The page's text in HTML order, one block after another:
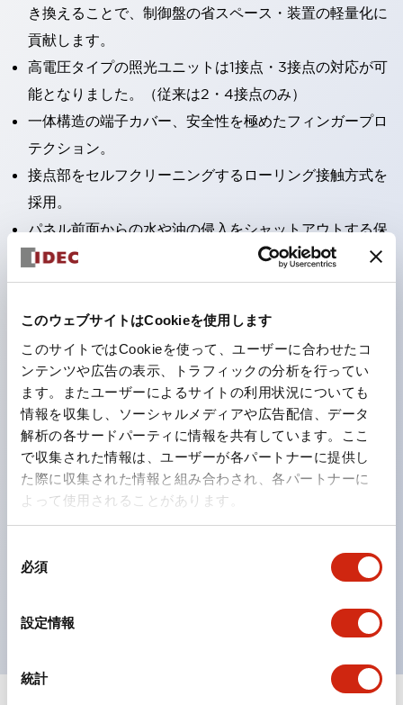
このウェブサイトはCookieを使用します
このサイトではCookieを使って、ユーザーに合わせたコ
ンテンツや広告の表示、トラフィックの分析を行ってい
ます。またユーザーによるサイトの利用状況についても
情報を収集し、ソーシャルメディアや広告配信、データ
解析の各サードパーティに情報を共有しています。ここ
で収集された情報は、ユーザーが各パートナーに提供し
た際に収集された情報と組み合わされ、各パートナーに
よって使用されることがあります。
必須
設定情報
統計
き換えることで、制御盤の省スペース・装置の軽量化に
貢献します。
高電圧タイプの照光ユニットは1接点・3接点の対応が可
能となりました。（従来は2・4接点のみ）
一体構造の端子カバー、安全性を極めたフィンガープロ
テクション。
接点部をセルフクリーニングするローリング接触方式を
採用。
パネル前面からの水や油の侵入をシャットアウトする保
護構造：IP65。（ただし2点押ボタンスイッチは
IP40）
2つの独立した動作の押ボタンスイッチと表示灯の3つ
チも完備。
ワールドワイドなニーズに対応する各種電圧を完備。
1つで6色の役をこなすLED球（LSRD球）。これまで色
ごとに分かれていたLED球を、1色のLED球で各色を表
現できるようにしました。
カラーユニバーサルデザインに対応。表示灯（角平形）
の点灯/消灯の認識および、点灯時のランプ色の識別が
ISO 3864-4安全色に対応。危険時や緊急事態時の色表
現がより明確・鮮明で、より多くの方が識別可能に。